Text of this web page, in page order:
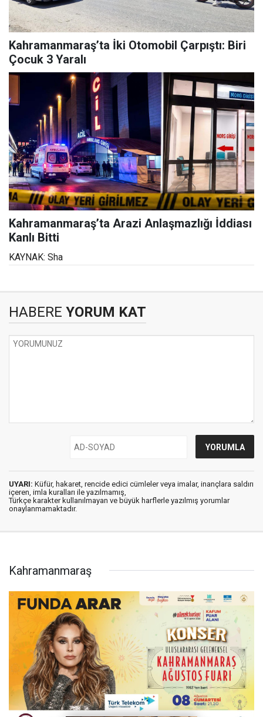
Kahramanmaraş’ta İki Otomobil Çarpıştı: Biri
Çocuk 3 Yaralı
Kahramanmaraş’ta Arazi Anlaşmazlığı İddiası
Kanlı Bitti
KAYNAK: Sha
HABERE YORUM KAT
UYARI: Küfür, hakaret, rencide edici cümleler veya imalar, inançlara saldırı
içeren, imla kuralları ile yazılmamış,
Türkçe karakter kullanılmayan ve büyük harflerle yazılmış yorumlar
onaylanmamaktadır.
Kahramanmaraş